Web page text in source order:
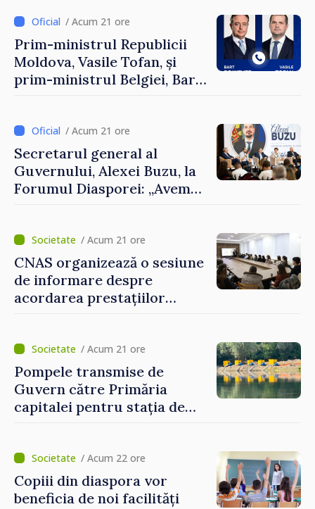
/ Acum 21 ore
Prim-ministrul Republicii
Moldova, Vasile Tofan, și
prim-ministrul Belgiei, Bart
al Republicii Moldova.
/ Acum 21 ore
Secretarul general al
Guvernului, Alexei Buzu, la
Forumul Diasporei: „Avem
construi comunități mai
puternice”
/ Acum 21 ore
CNAS organizează o sesiune
de informare despre
acordarea prestațiilor
invitați să se înscrie la
eveniment
/ Acum 21 ore
Pompele transmise de
Guvern către Primăria
capitalei pentru stația de
puse în funcțiune
/ Acum 22 ore
Copiii din diaspora vor
beneficia de noi facilități